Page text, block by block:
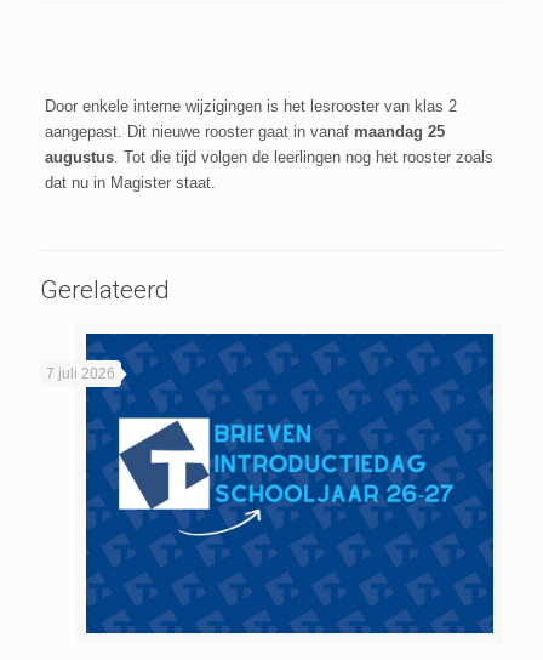
Door enkele interne wijzigingen is het lesrooster van klas 2
aangepast. Dit nieuwe rooster gaat in vanaf maandag 25
augustus. Tot die tijd volgen de leerlingen nog het rooster zoals
dat nu in Magister staat.
Gerelateerd
7 juli 2026